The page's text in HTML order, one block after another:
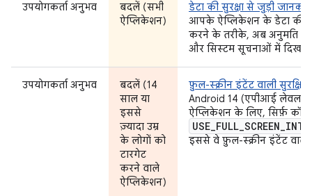
उपयोगकर्ता अनुभव
बदलें (सभी
ऐप्लिकेशन)
डेटा की सुरक्षा से जुड़ी
आपके ऐप्लिकेशन के डेटा की
करने के तरीके, अब अनुमति के
और सिस्टम सूचनाओं में
उपयोगकर्ता अनुभव
बदलें (14
साल या
इससे
ज़्यादा उम्र
के लोगों को
टारगेट
करने वाले
ऐप्लिकेशन)
फ़ुल-स्क्रीन इंटेंट वाली
Android 14 (एपीआई लेवल
ऐप्लिकेशन के लिए, सिर्फ़
USE_FULL_SCREEN_
इससे वे फ़ुल-स्क्रीन इंटेंट वाली